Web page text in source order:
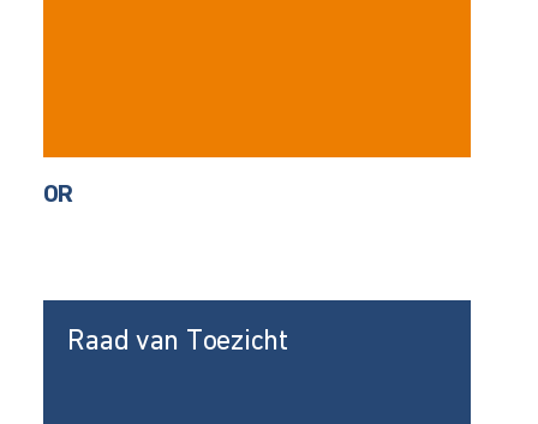
OR
Raad van Toezicht